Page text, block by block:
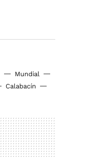
Mundial
Calabacín